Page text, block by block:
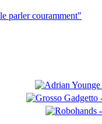
parler couramment"